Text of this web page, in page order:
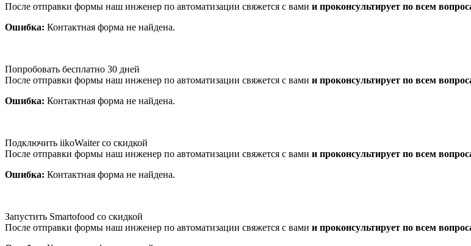
После отправки формы наш инженер по автоматизации свяжется с вами и проконсультирует по всем
Ошибка: Контактная форма не найдена.
Попробовать бесплатно 30 дней
После отправки формы наш инженер по автоматизации свяжется с вами и проконсультирует по всем
Ошибка: Контактная форма не найдена.
Подключить iikoWaiter со скидкой
После отправки формы наш инженер по автоматизации свяжется с вами и проконсультирует по всем
Ошибка: Контактная форма не найдена.
Запустить Smartofood со скидкой
После отправки формы наш инженер по автоматизации свяжется с вами и проконсультирует по всем